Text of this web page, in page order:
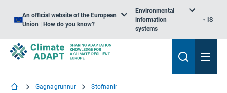
An official website of the European
Union | How do you know?
Environmental
information
systems
IS
Gagnagrunnur
Stofnanir